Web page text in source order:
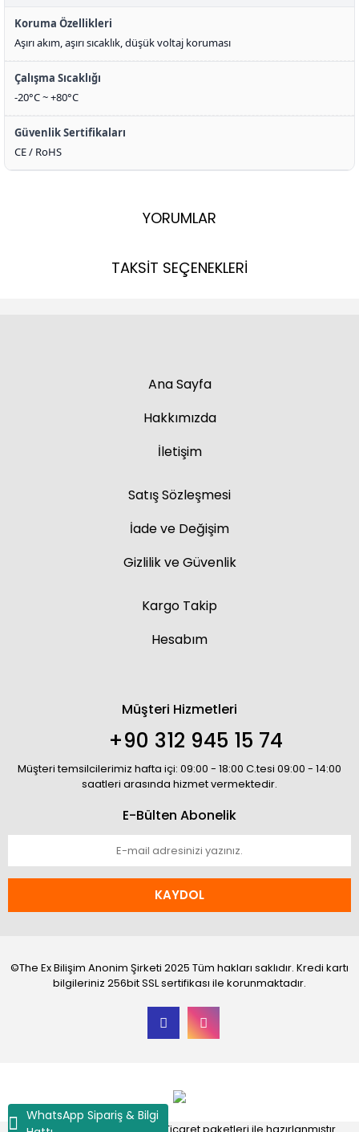
WhatsApp Sipariş & Bilgi
Koruma Özellikleri
Aşırı akım, aşırı sıcaklık, düşük voltaj koruması
Çalışma Sıcaklığı
-20°C ~ +80°C
Güvenlik Sertifikaları
CE / RoHS
YORUMLAR
TAKSİT SEÇENEKLERİ
Ana Sayfa
Hakkımızda
İletişim
Satış Sözleşmesi
İade ve Değişim
Gizlilik ve Güvenlik
Kargo Takip
Hesabım
Müşteri Hizmetleri
+90 312 945 15 74
Müşteri temsilcilerimiz hafta içi: 09:00 - 18:00 C.tesi 09:00 - 14:00
saatleri arasında hizmet vermektedir.
E-Bülten Abonelik
KAYDOL
©The Ex Bilişim Anonim Şirketi 2025 Tüm hakları saklıdır. Kredi kartı
bilgileriniz 256bit SSL sertifikası ile korunmaktadır.